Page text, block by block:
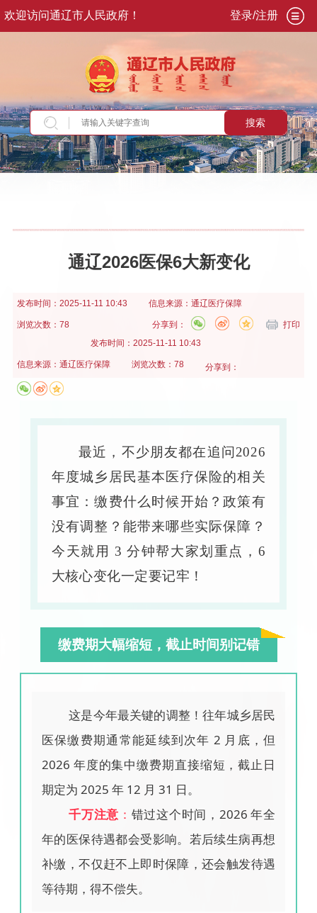
欢迎访问通辽市人民政府！ 登录/注册
搜索
当前位置：首页>政务公开>政府信息公开>法
通辽2026医保6大新变化
发布时间： 2025-11-11 10:43 信息来源： 通辽医疗保障
浏览次数：78 打印
分享到：
发布时间： 2025-11-11 10:43
信息来源： 通辽医疗保障 浏览次数：78 分享到：
最近，不少朋友都在追问2026
年度城乡居民基本医疗保险的相关
事宜：缴费什么时候开始？政策有
没有调整？能带来哪些实际保障？
今天就用 3 分钟帮大家划重点，6
大核心变化一定要记牢！
缴费期大幅缩短，截止时间别记错
这是今年最关键的调整！往年城乡居民
医保缴费期通常能延续到次年 2 月底，但
2026 年度的集中缴费期直接缩短，截止日
期定为 2025 年 12 月 31 日。
千万注意 ： 错过这个时间，2026 年全
年的医保待遇都会受影响。若后续生病再想
补缴，不仅赶不上即时保障，还会触发待遇
等待期，得不偿失。